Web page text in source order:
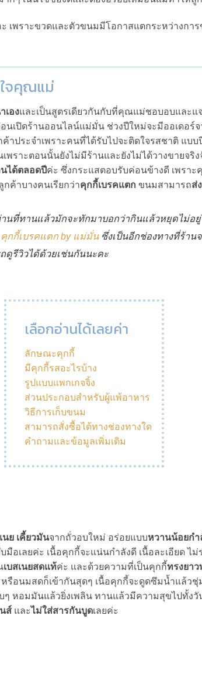
เพราะขวดและตัวขนมมีโอกาสแตกระหว่างการ
จคุณแม่
องและเป็นสูตรเดียวกันกับที่คุณแม่ชอบอบและแ
นเปิดร้านออนไลน์แม่มั่น ช่วงปีใหม่จะมีออเดอร์
าประจำเพราะคนที่ได้รับไปจะติดใจรสชาติ แบ
ราะตอนนั้นยังไม่มีร้านและยังไม่ได้วางขายจริง
ได้ตลอดปีค่ะ ซึ่งกระแสตอบรับค่อนข้างดี เพรา
ค้าบางคนเรียกว่าคุกกี้เบรคแตก ขนมสามารถส่
นที่ทานแล้วมักจะทักมาบอกว่ากินแล้วหยุดไม่อ
คุกกี้เบรคแตก by แม่มั่นซึ่งเป็นอีกช่องทางที่ร้าน
ดูรีวิวได้ด้วยเช่นกันนะคะ
เลือกอ่านได้เลยค่า
ลักษณะคุกกี้
มีคุกกี้รสอะไรบ้าง
รูปแบบแพกเกจจิ้ง
ส่วนประกอบสำหรับผู้แพ้อาหาร
วิธีการเก็บขนม
สามารถสั่งซื้อได้ทางช่องทางใด
คำถามและข้อมูลเพิ่มเติม
ย เคี้ยวมันจากถั่วอบใหม่ อร่อยแบบหวานน้อยกำ
มือเลยค่ะ เนื้อคุกกี้จะแน่นกำลังดี เนื้อละเอียด ไ
เบสเนยสดแท้ค่ะ และด้วยความที่เป็นคุกกี้ทรงยา
รือนมสดก็เข้ากันสุดๆ เนื้อคุกกี้จะดูดซึมน้ำแล้ว
หอมมันแล้วยิ่งเพลิน ทานแล้วมีความสุขไปทั้งวั
ส์และไม่ใส่สารกันบูดเลยค่ะ